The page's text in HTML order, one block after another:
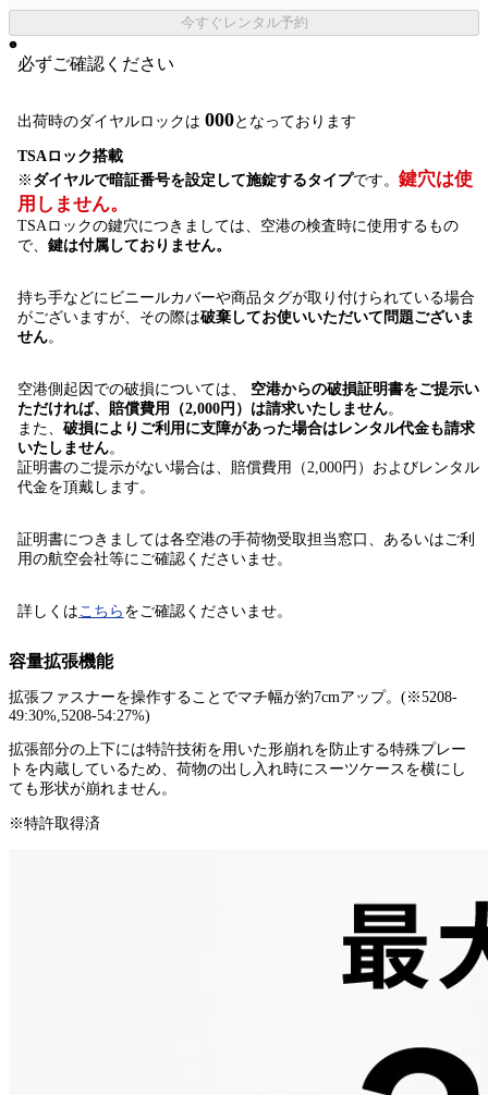
今すぐレンタル予約
必ずご確認ください
出荷時のダイヤルロックは 000となっております
TSAロック搭載
※ ダイヤルで暗証番号を設定して施錠するタイプです。 鍵穴は使
用しません。
TSAロックの鍵穴につきましては、空港の検査時に使用するもの
で、 鍵は付属しておりません。
持ち手などにビニールカバーや商品タグが取り付けられている場合
がございますが、その際は破棄してお使いいただいて問題ございま
せん。
空港側起因での破損については、 空港からの破損証明書をご提示い
ただければ、賠償費用（2,000円）は請求いたしません。
また、 破損によりご利用に支障があった場合はレンタル代金も請求
いたしません。
証明書のご提示がない場合は、賠償費用（2,000円）およびレンタル
代金を頂戴します。
証明書につきましては各空港の手荷物受取担当窓口、あるいはご利
用の航空会社等にご確認くださいませ。
詳しくは こちら をご確認くださいませ。
容量拡張機能
拡張ファスナーを操作することでマチ幅が約7cmアップ。(※5208-
49:30%,5208-54:27%)
拡張部分の上下には特許技術を用いた形崩れを防止する特殊プレー
トを内蔵しているため、荷物の出し入れ時にスーツケースを横にし
ても形状が崩れません。
※特許取得済